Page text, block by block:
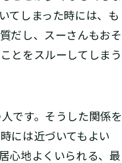
てしまった時には、も
だし、スーさんもおそ
とをスルーしてしまう
です。そうした関係を
には近づいてもよい
心地よくいられる、最